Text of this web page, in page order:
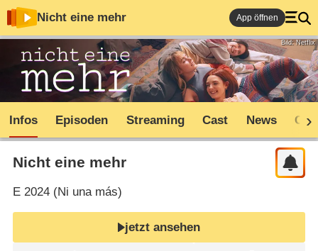
Nicht eine mehr App öffnen
Bild: Netflix
Infos Episoden Streaming Cast News
Nicht eine mehr
E2024 (Ni una más)
jetzt ansehen